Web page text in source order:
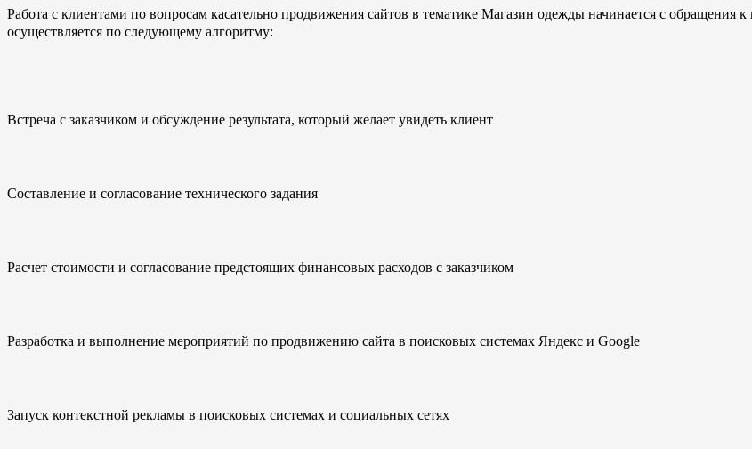
Работа с клиентами по вопросам касательно продвижения сайтов в тематике Магазин одежды начинается с обращения
осуществляется по следующему алгоритму:
Встреча с заказчиком и обсуждение результата, который желает увидеть клиент
Составление и согласование технического задания
Расчет стоимости и согласование предстоящих финансовых расходов с заказчиком
Разработка и выполнение мероприятий по продвижению сайта в поисковых системах Яндекс и Google
Запуск контекстной рекламы в поисковых системах и социальных сетях